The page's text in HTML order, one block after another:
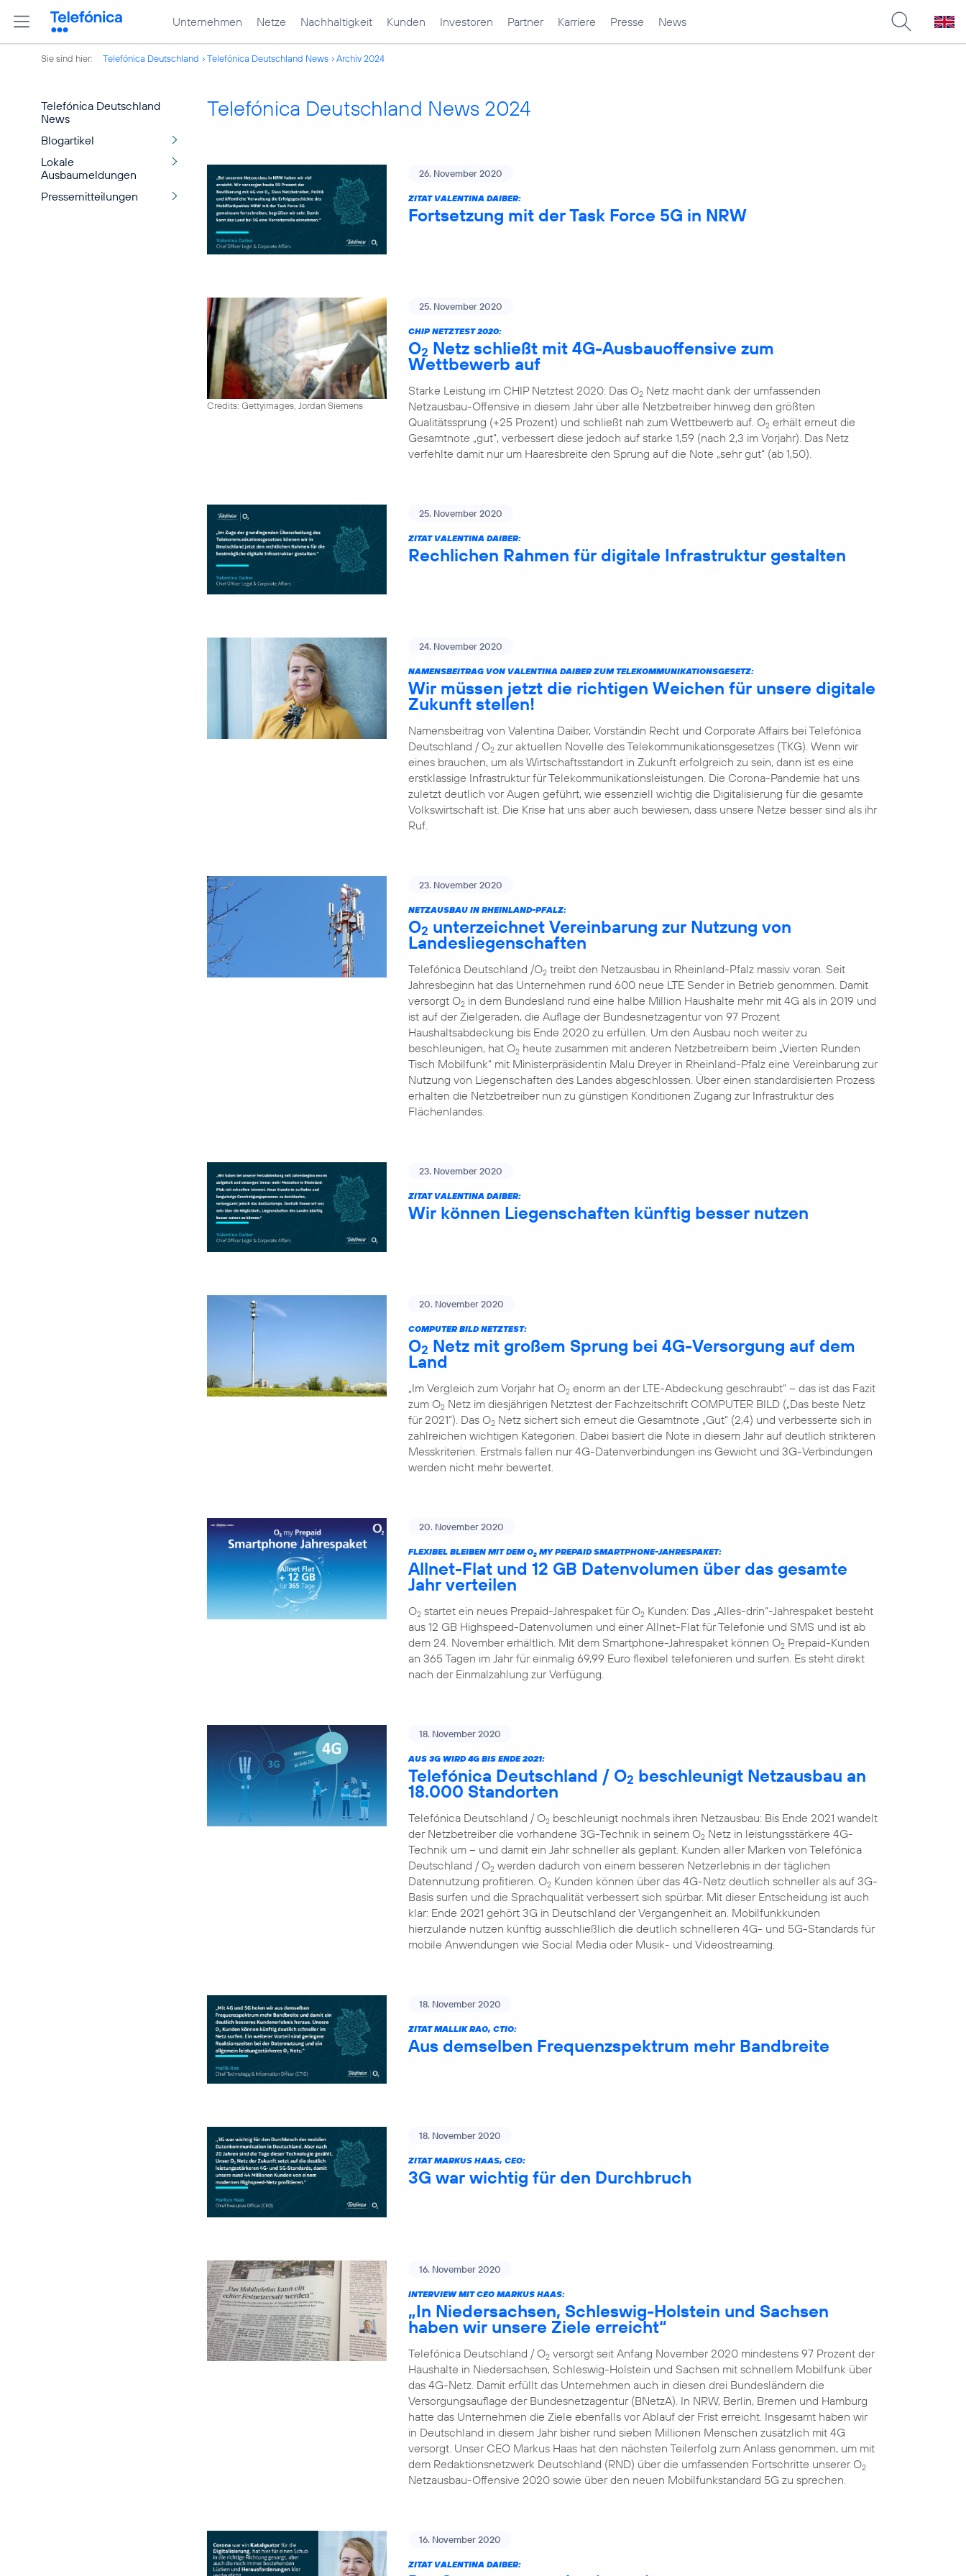
Unternehmen Netze Nachhaltigkeit Kunden Investoren Partner Karriere Presse News
Sie sind hier: Telefónica Deutschland Telefónica Deutschland News Archiv 2024
Telefónica Deutschland
News
Blogartikel
Lokale
Ausbaumeldungen
Pressemitteilungen
Telefónica Deutschland News 2024
26. November 2020
ZITAT VALENTINA DAIBER:
Fortsetzung mit der Task Force 5G in NRW
Credits: Gettyimages, Jordan Siemens
25. November 2020
CHIP NETZTEST 2020:
O2 Netz schließt mit 4G-Ausbauoffensive zum
Wettbewerb auf
Starke Leistung im CHIP Netztest 2020: Das O2 Netz macht dank der umfassenden
Netzausbau-Offensive in diesem Jahr über alle Netzbetreiber hinweg den größten
Qualitätssprung (+25 Prozent) und schließt nah zum Wettbewerb auf. O2 erhält erneut die
Gesamtnote „gut“, verbessert diese jedoch auf starke 1,59 (nach 2,3 im Vorjahr). Das Netz
verfehlte damit nur um Haaresbreite den Sprung auf die Note „sehr gut“ (ab 1,50).
25. November 2020
ZITAT VALENTINA DAIBER:
Rechlichen Rahmen für digitale Infrastruktur gestalten
24. November 2020
NAMENSBEITRAG VON VALENTINA DAIBER ZUM TELEKOMMUNIKATIONSGESETZ:
Wir müssen jetzt die richtigen Weichen für unsere digitale
Zukunft stellen!
Namensbeitrag von Valentina Daiber, Vorständin Recht und Corporate Affairs bei Telefónica
Deutschland / O2 zur aktuellen Novelle des Telekommunikationsgesetzes (TKG). Wenn wir
eines brauchen, um als Wirtschaftsstandort in Zukunft erfolgreich zu sein, dann ist es eine
erstklassige Infrastruktur für Telekommunikationsleistungen. Die Corona-Pandemie hat uns
zuletzt deutlich vor Augen geführt, wie essenziell wichtig die Digitalisierung für die gesamte
Volkswirtschaft ist. Die Krise hat uns aber auch bewiesen, dass unsere Netze besser sind als ihr
Ruf.
23. November 2020
NETZAUSBAU IN RHEINLAND-PFALZ:
O2 unterzeichnet Vereinbarung zur Nutzung von
Landesliegenschaften
Telefónica Deutschland /O2 treibt den Netzausbau in Rheinland-Pfalz massiv voran. Seit
Jahresbeginn hat das Unternehmen rund 600 neue LTE Sender in Betrieb genommen. Damit
versorgt O2 in dem Bundesland rund eine halbe Million Haushalte mehr mit 4G als in 2019 und
ist auf der Zielgeraden, die Auflage der Bundesnetzagentur von 97 Prozent
Haushaltsabdeckung bis Ende 2020 zu erfüllen. Um den Ausbau noch weiter zu
beschleunigen, hat O2 heute zusammen mit anderen Netzbetreibern beim „Vierten Runden
Tisch Mobilfunk“ mit Ministerpräsidentin Malu Dreyer in Rheinland-Pfalz eine Vereinbarung zur
Nutzung von Liegenschaften des Landes abgeschlossen. Über einen standardisierten Prozess
erhalten die Netzbetreiber nun zu günstigen Konditionen Zugang zur Infrastruktur des
Flächenlandes.
23. November 2020
ZITAT VALENTINA DAIBER:
Wir können Liegenschaften künftig besser nutzen
20. November 2020
COMPUTER BILD NETZTEST:
O2 Netz mit großem Sprung bei 4G-Versorgung auf dem
Land
„Im Vergleich zum Vorjahr hat O2 enorm an der LTE-Abdeckung geschraubt“ – das ist das Fazit
zum O2 Netz im diesjährigen Netztest der Fachzeitschrift COMPUTER BILD („Das beste Netz
für 2021“). Das O2 Netz sichert sich erneut die Gesamtnote „Gut“ (2,4) und verbesserte sich in
zahlreichen wichtigen Kategorien. Dabei basiert die Note in diesem Jahr auf deutlich strikteren
Messkriterien. Erstmals fallen nur 4G-Datenverbindungen ins Gewicht und 3G-Verbindungen
werden nicht mehr bewertet.
20. November 2020
FLEXIBEL BLEIBEN MIT DEM O2 MY PREPAID SMARTPHONE-JAHRESPAKET:
Allnet-Flat und 12 GB Datenvolumen über das gesamte
Jahr verteilen
O2 startet ein neues Prepaid-Jahrespaket für O2 Kunden: Das „Alles-drin“-Jahrespaket besteht
aus 12 GB Highspeed-Datenvolumen und einer Allnet-Flat für Telefonie und SMS und ist ab
dem 24. November erhältlich. Mit dem Smartphone-Jahrespaket können O2 Prepaid-Kunden
an 365 Tagen im Jahr für einmalig 69,99 Euro flexibel telefonieren und surfen. Es steht direkt
nach der Einmalzahlung zur Verfügung.
18. November 2020
AUS 3G WIRD 4G BIS ENDE 2021:
Telefónica Deutschland / O2 beschleunigt Netzausbau an
18.000 Standorten
Telefónica Deutschland / O2 beschleunigt nochmals ihren Netzausbau: Bis Ende 2021 wandelt
der Netzbetreiber die vorhandene 3G-Technik in seinem O2 Netz in leistungsstärkere 4G-
Technik um – und damit ein Jahr schneller als geplant. Kunden aller Marken von Telefónica
Deutschland / O2 werden dadurch von einem besseren Netzerlebnis in der täglichen
Datennutzung profitieren. O2 Kunden können über das 4G-Netz deutlich schneller als auf 3G-
Basis surfen und die Sprachqualität verbessert sich spürbar. Mit dieser Entscheidung ist auch
klar: Ende 2021 gehört 3G in Deutschland der Vergangenheit an. Mobilfunkkunden
hierzulande nutzen künftig ausschließlich die deutlich schnelleren 4G- und 5G-Standards für
mobile Anwendungen wie Social Media oder Musik- und Videostreaming.
18. November 2020
ZITAT MALLIK RAO, CTIO:
Aus demselben Frequenzspektrum mehr Bandbreite
18. November 2020
ZITAT MARKUS HAAS, CEO:
3G war wichtig für den Durchbruch
16. November 2020
INTERVIEW MIT CEO MARKUS HAAS:
„In Niedersachsen, Schleswig-Holstein und Sachsen
haben wir unsere Ziele erreicht“
Telefónica Deutschland / O2 versorgt seit Anfang November 2020 mindestens 97 Prozent der
Haushalte in Niedersachsen, Schleswig-Holstein und Sachsen mit schnellem Mobilfunk über
das 4G-Netz. Damit erfüllt das Unternehmen auch in diesen drei Bundesländern die
Versorgungsauflage der Bundesnetzagentur (BNetzA). In NRW, Berlin, Bremen und Hamburg
hatte das Unternehmen die Ziele ebenfalls vor Ablauf der Frist erreicht. Insgesamt haben wir
in Deutschland in diesem Jahr bisher rund sieben Millionen Menschen zusätzlich mit 4G
versorgt. Unser CEO Markus Haas hat den nächsten Teilerfolg zum Anlass genommen, um mit
dem Redaktionsnetzwerk Deutschland (RND) über die umfassenden Fortschritte unserer O2
Netzausbau-Offensive 2020 sowie über den neuen Mobilfunkstandard 5G zu sprechen.
16. November 2020
ZITAT VALENTINA DAIBER: